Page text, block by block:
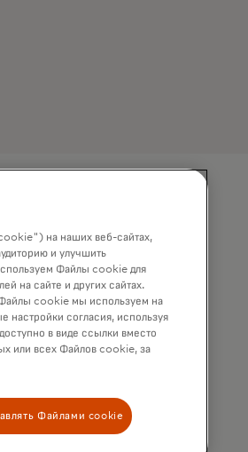
на наших веб-сайтах,
и улучшить
Файлы cookie для
на сайте и других сайтах.
cookie мы используем на
настройки согласия, используя
в виде ссылки вместо
или всех Файлов cookie, за
Файлами cookie